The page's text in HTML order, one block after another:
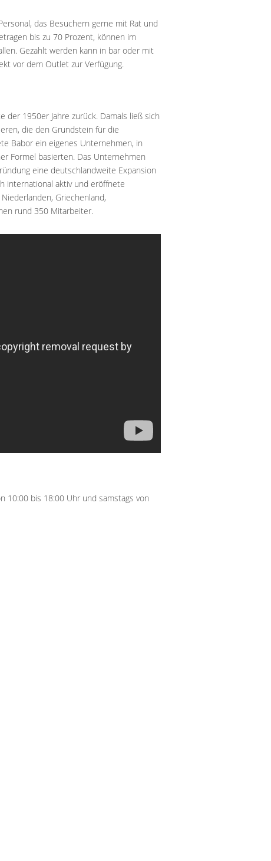
das Besuchern gerne mit Rat und
bis zu 70 Prozent, können im
Gezahlt werden kann in bar oder mit
vor dem Outlet zur Verfügung.
1950er Jahre zurück. Damals ließ sich
die den Grundstein für die
Babor ein eigenes Unternehmen, in
Formel basierten. Das Unternehmen
eine deutschlandweite Expansion
international aktiv und eröffnete
Griechenland,
rund 350 Mitarbeiter.
10:00 bis 18:00 Uhr und samstags von